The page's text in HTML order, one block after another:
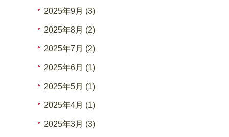
2025年9月 (3)
2025年8月 (2)
2025年7月 (2)
2025年6月 (1)
2025年5月 (1)
2025年4月 (1)
2025年3月 (3)